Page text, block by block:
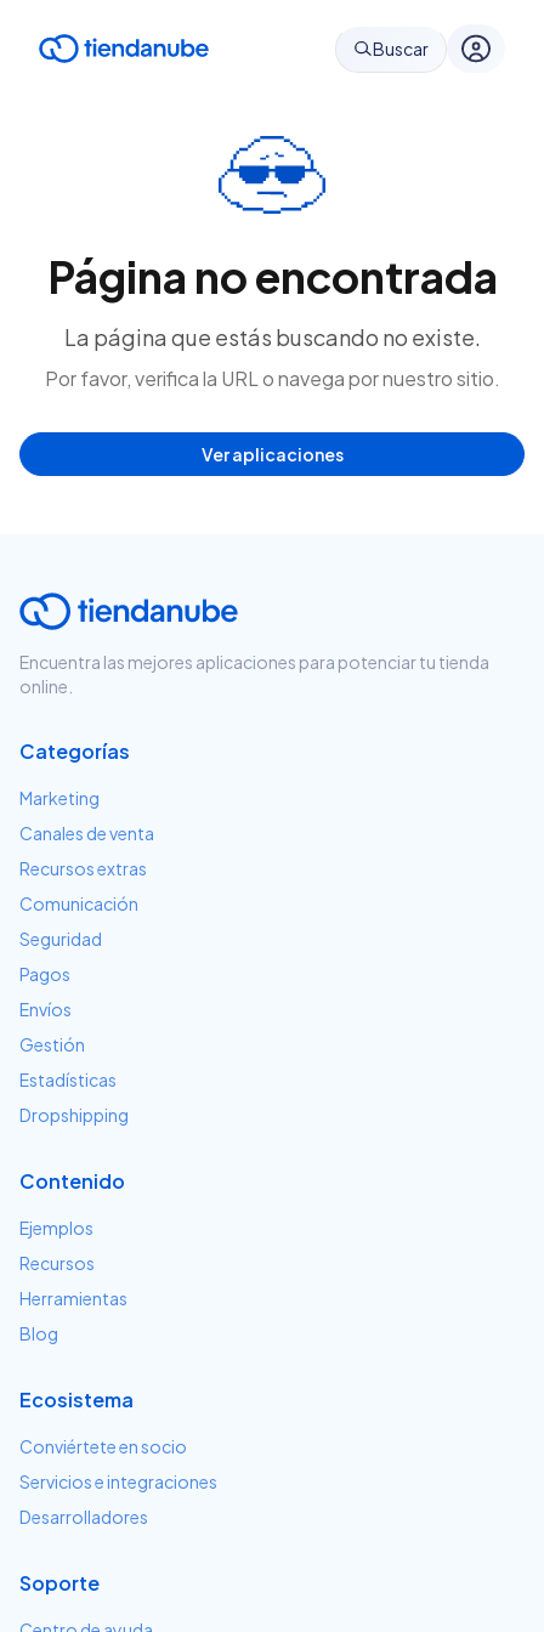
Buscar
Página no encontrada
La página que estás buscando no existe.
Por favor, verifica la URL o navega por nuestro sitio.
Ver aplicaciones
Encuentra las mejores aplicaciones para potenciar tu tienda
online.
Categorías
Marketing
Canales de venta
Recursos extras
Comunicación
Seguridad
Pagos
Envíos
Gestión
Estadísticas
Dropshipping
Contenido
Ejemplos
Recursos
Herramientas
Blog
Ecosistema
Conviértete en socio
Servicios e integraciones
Desarrolladores
Soporte